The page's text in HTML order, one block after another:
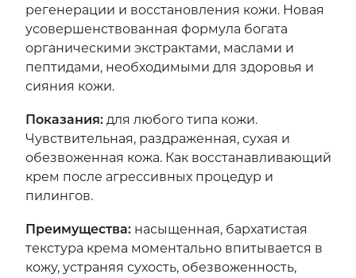
регенерации и восстановления кожи. Новая
усовершенствованная формула богата
органическими экстрактами, маслами и
пептидами, необходимыми для здоровья и
сияния кожи.
Показания:для любого типа кожи.
Чувствительная, раздраженная, сухая и
обезвоженная кожа. Как восстанавливающий
крем после агрессивных процедур и
пилингов.
Преимущества:насыщенная, бархатистая
текстура крема моментально впитывается в
кожу, устраняя сухость, обезвоженность,